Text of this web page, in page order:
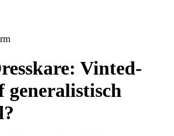
Vinted-
generalistisch